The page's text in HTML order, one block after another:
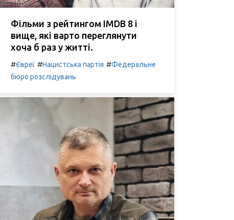
Фільми з рейтингом IMDB 8 і
вище, які варто переглянути
хоча б раз у житті.
#Євреї #Нацистська партія #Федеральне
бюро розслідувань